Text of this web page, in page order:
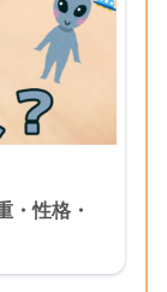
・性格・